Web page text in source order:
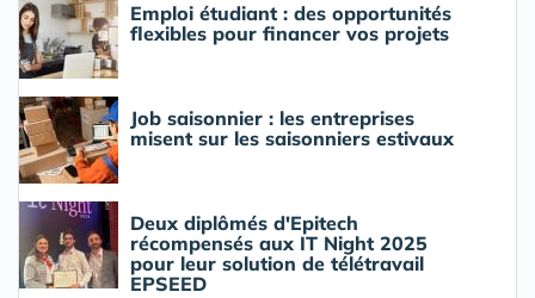
Emploi étudiant : des opportunités
flexibles pour financer vos projets
Job saisonnier : les entreprises
misent sur les saisonniers estivaux
Deux diplômés d'Epitech
récompensés aux IT Night 2025
pour leur solution de télétravail
EPSEED